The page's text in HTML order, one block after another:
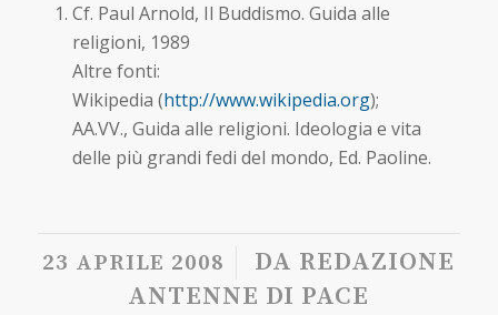
Cf. Paul Arnold, Il Buddismo. Guida alle
religioni, 1989
Altre fonti:
Wikipedia (http://www.wikipedia.org);
AA.VV., Guida alle religioni. Ideologia e vita
delle più grandi fedi del mondo, Ed. Paoline.
23 APRILE 2008
/ DA REDAZIONE
ANTENNE DI PACE